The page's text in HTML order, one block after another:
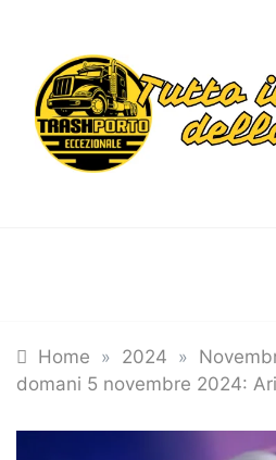
content
Home » 2024 »
domani 5 novembre 2024: